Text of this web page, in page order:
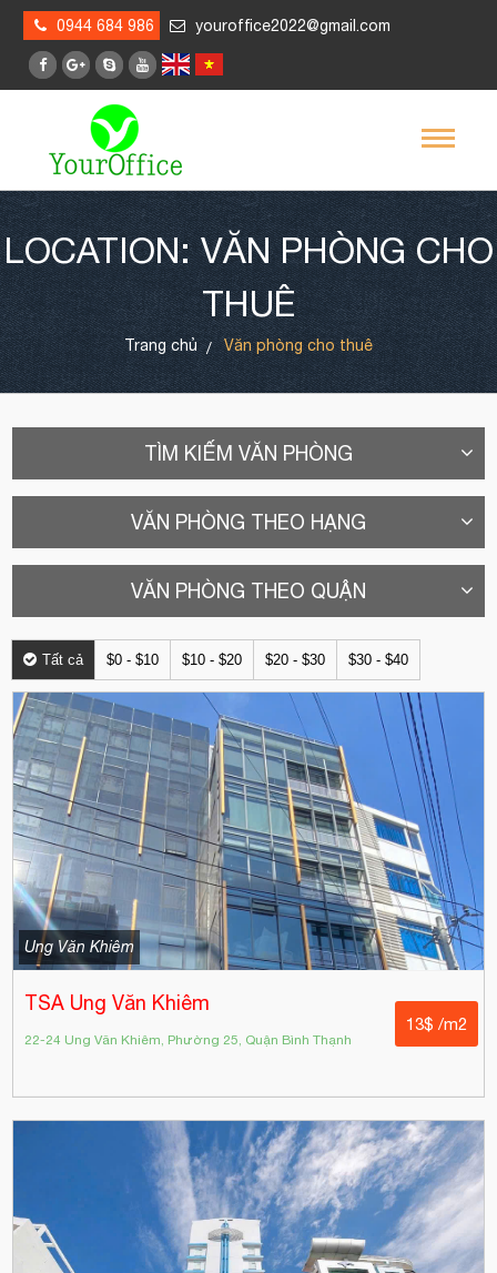
0944 684 986 youroffice2022@gmail.com
LOCATION: VĂN PHÒNG CHO
THUÊ
Trang chủ Văn phòng cho thuê
TÌM KIẾM VĂN PHÒNG
VĂN PHÒNG THEO HẠNG
VĂN PHÒNG THEO QUẬN
Tất cả $0 - $10 $10 - $20 $20 - $30 $30 - $40
Ung Văn Khiêm
TSA Ung Văn Khiêm
22-24 Ung Văn Khiêm, Phường 25, Quận Bình Thạnh
13$ /m2